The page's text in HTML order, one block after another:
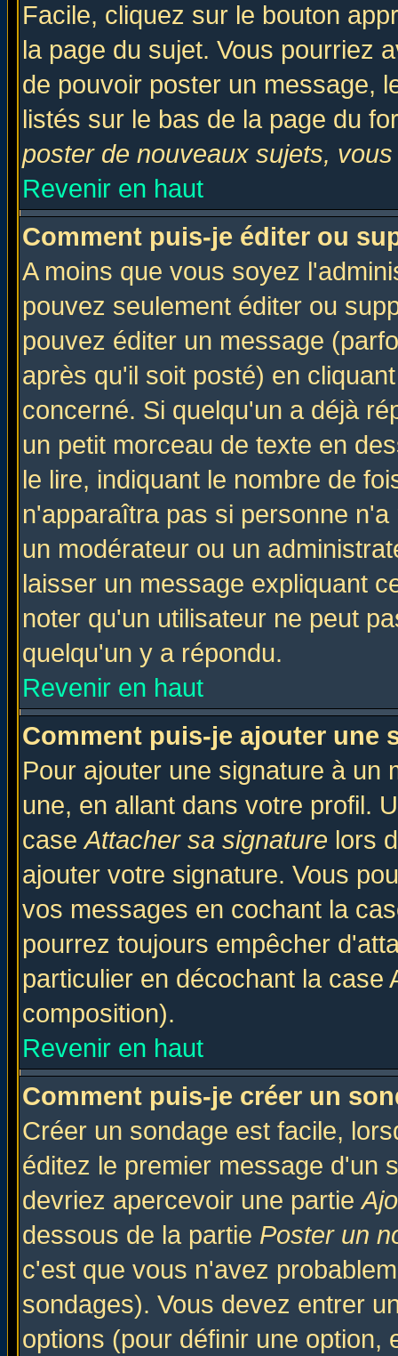
Facile, cliquez sur le bouton
la page du sujet. Vous pourriez
de pouvoir poster un message,
listés sur le bas de la page du
poster de nouveaux sujets,
Revenir en haut
Comment puis-je éditer ou
A moins que vous soyez
pouvez seulement éditer ou
pouvez éditer un message
après qu'il soit posté) en
concerné. Si quelqu'un a déjà
un petit morceau de texte en
le lire, indiquant le nombre de
n'apparaîtra pas si personne
un modérateur ou un
laisser un message expliquant
noter qu'un utilisateur ne peut
quelqu'un y a répondu.
Revenir en haut
Comment puis-je ajouter une
Pour ajouter une signature à un
une, en allant dans votre profil.
caseAttacher sa signature lors
ajouter votre signature. Vous
vos messages en cochant la
pourrez toujours empêcher
particulier en décochant la
composition).
Revenir en haut
Comment puis-je créer un
Créer un sondage est facile,
éditez le premier message d'un
devriez apercevoir une partie
dessous de la partie Poster un
c'est que vous n'avez
sondages). Vous devez entrer
options (pour définir une option,